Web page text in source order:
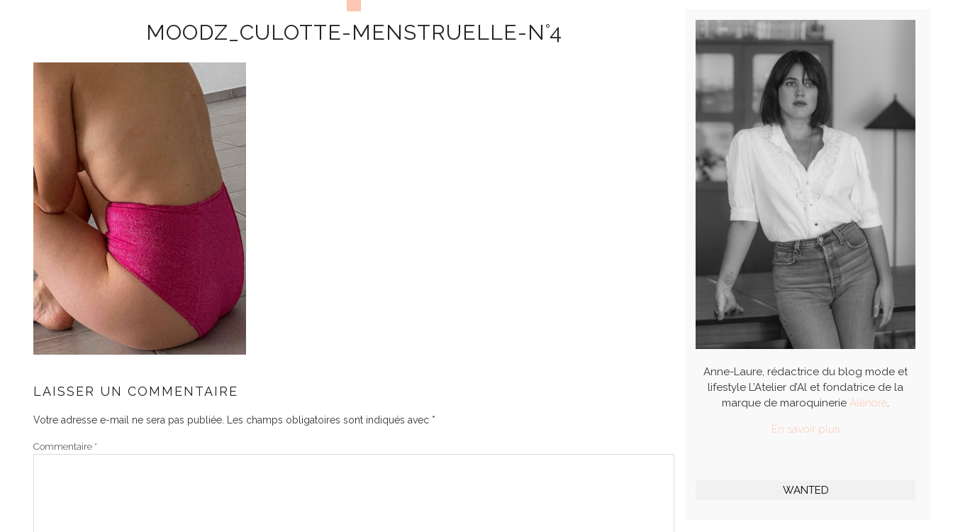
MOODZ_CULOTTE-MENSTRUELLE-N°4
LAISSER UN COMMENTAIRE
Votre adresse e-mail ne sera pas publiée. Les champs obligatoires sont indiqués avec *
Commentaire *
Anne-Laure, rédactrice du blog mode et
lifestyle L’Atelier d’Al et fondatrice de la
marque de maroquinerieAlénore.
En savoir plus
WANTED